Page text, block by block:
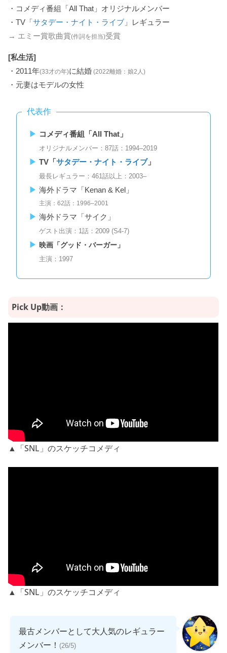
・コメディ番組「All That」オリジナルメンバー
・TV「サタデー・ナイト・ライブ 」レギュラー
→ エミー賞歌曲賞(作詞を担当)受賞
[私生活]
・2011年(33才の年)に結婚 (2022離婚：娘2人)
・元妻はモデルの女性
代表作
コメディ番組「All That」
オリジナルメンバー：87話：1994–2019
TV「サタデー・ナイト・ライブ」
最長レギュラー：461話以上：2003–
海外ドラマ「Kenan & Kel」
主演：62話：1996–2001
海外ドラマ「サイク」
ゲスト出演：1話：2009 (S4-7)
映画「グッド・バーガー」
主演：1997
Pick Up動画：
▲「SNL」のスケッチコメディ
▲「SNL」のスケッチコメディ
最古メンバーとして大人気のレギュラー
メンバー！ (26/5)